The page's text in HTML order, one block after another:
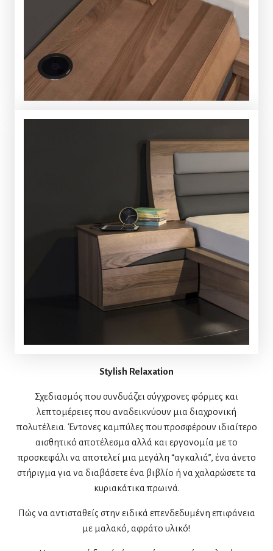
Stylish Relaxation
Σχεδιασμός που συνδυάζει σύγχρονες φόρμες και
λεπτομέρειες που αναδεικνύουν μια διαχρονική
πολυτέλεια. Έντονες καμπύλες που προσφέρουν ιδιαίτερο
αισθητικό αποτέλεσμα αλλά και εργονομία με το
προσκεφάλι να αποτελεί μια μεγάλη “αγκαλιά”, ένα άνετο
στήριγμα για να διαβάσετε ένα βιβλίο ή να χαλαρώσετε τα
κυριακάτικα πρωινά.
Πώς να αντισταθείς στην ειδικά επενδεδυμένη επιφάνεια
με μαλακό, αφράτο υλικό!